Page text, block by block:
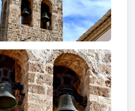
a les arestes. L'absis central és
de quart d'esfera, amb tres
obrades amb carreus
la capella dedicada a la
, amb un retaule que duu la